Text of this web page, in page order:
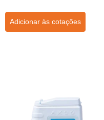
Adicionar às cotações